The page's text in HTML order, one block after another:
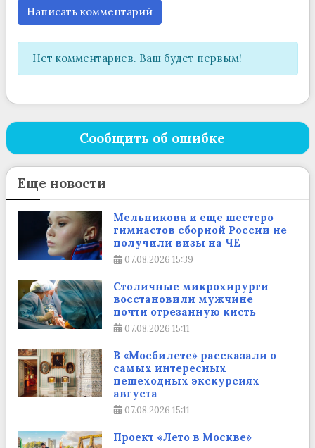
Написать комментарий
Нет комментариев. Ваш будет первым!
Сообщить об ошибке
Еще новости
Мельникова и еще шестеро
гимнастов сборной России не
получили визы на ЧЕ
07.08.2026 15:39
Столичные микрохирурги
восстановили мужчине
почти отрезанную кисть
07.08.2026 15:11
В «Мосбилете» рассказали о
самых интересных
пешеходных экскурсиях
августа
07.08.2026 15:11
Проект «Лето в Москве»